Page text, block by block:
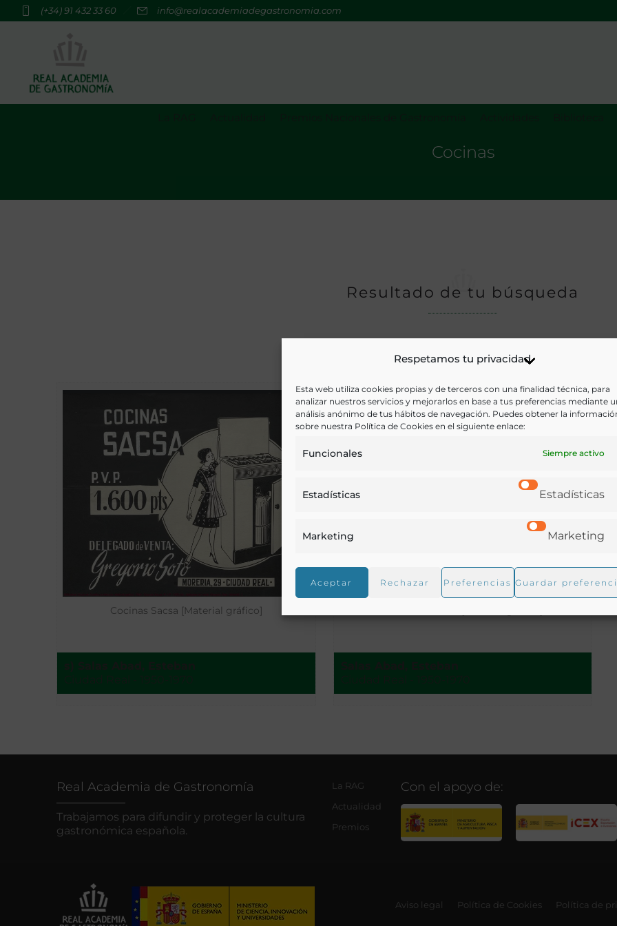
Respetamos tu privacidad
Esta web utiliza cookies propias y de terceros con una finalidad técnica, para
analizar nuestros servicios y mejorarlos en base a tus preferencias mediante
análisis anónimo de tus hábitos de navegación. Puedes obtener la
sobre nuestra Política de Cookies en el siguiente enlace:
Funcionales Siempre activo
Estadísticas Estadísticas
Marketing Marketing
Aceptar Rechazar Preferencias Guardar
(+34) 91 432 33 60 info@realacademiadegastronomia.com
Cocinas
Resultado de tu búsqueda
Cocinas Sacsa [Material gráfico]
Real Academia de Gastronomía
Trabajamos para difundir y proteger la cultura
gastronómica española.
La RAG
Actualidad
Premios
Con el apoyo de:
Aviso legal Política de Cookies Política de